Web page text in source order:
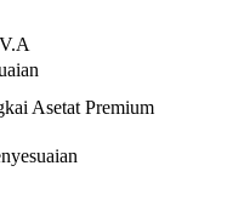
Asetat Premium